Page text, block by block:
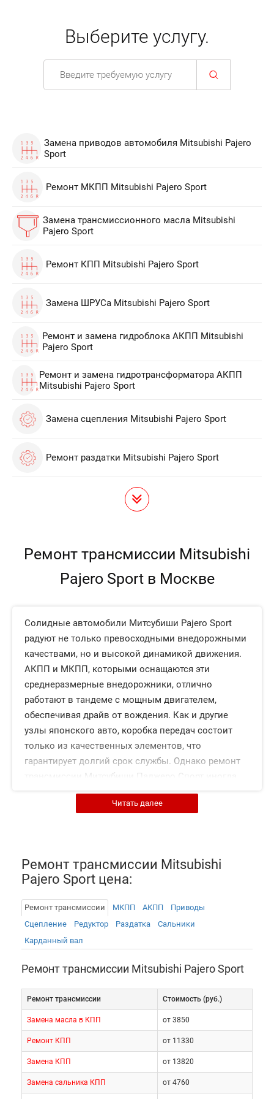
Выберите услугу.
Замена приводов автомобиля Mitsubishi Pajero
Sport
Ремонт МКПП Mitsubishi Pajero Sport
Замена трансмиссионного масла Mitsubishi
Pajero Sport
Ремонт КПП Mitsubishi Pajero Sport
Замена ШРУСа Mitsubishi Pajero Sport
Ремонт и замена гидроблока АКПП Mitsubishi
Pajero Sport
Ремонт и замена гидротрансформатора АКПП
Mitsubishi Pajero Sport
Замена сцепления Mitsubishi Pajero Sport
Ремонт раздатки Mitsubishi Pajero Sport
Ремонт трансмиссии Mitsubishi
Pajero Sport в Москве
Солидные автомобили Митсубиши Pajero Sport
радуют не только превосходными внедорожными
качествами, но и высокой динамикой движения.
АКПП и МКПП, которыми оснащаются эти
среднеразмерные внедорожники, отлично
работают в тандеме с мощным двигателем,
обеспечивая драйв от вождения. Как и другие
узлы японского авто, коробка передач состоит
только из качественных элементов, что
гарантирует долгий срок службы. Однако ремонт
трансмиссии Митсубиши Паджеро Спорт иногда
требуется в Москве.
Основной причиной поломки АКПП и МКПП
внедорожника является нарушение правил
эксплуатации узла. Некоторые автовладельцы
просто не утруждают себя ознакомлением с
Читать далее
Ремонт трансмиссии Mitsubishi
Pajero Sport цена:
Ремонт трансмиссии МКПП АКПП
Приводы
Сцепление
Редуктор Раздатка
Сальники
Карданный вал
Ремонт трансмиссии Mitsubishi Pajero Sport
Ремонт трансмиссии Cтоимость (руб.)
Замена масла в КПП от 3850
Ремонт КПП от 11330
Замена КПП от 13820
Замена сальника КПП от 4760